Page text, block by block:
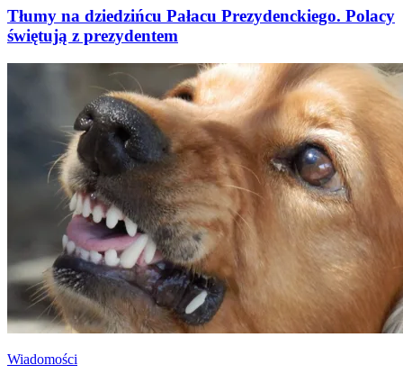
Tłumy na dziedzińcu Pałacu Prezydenckiego. Polacy
świętują z prezydentem
Wiadomości